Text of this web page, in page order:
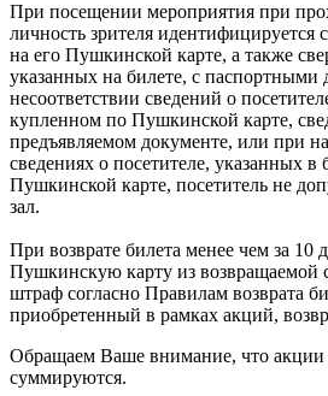
При посещении мероприятия при
личность зрителя
на его Пушкинской карте, а также
указанных на билете, с
несоответствии сведений о
купленном по Пушкинской карте,
предъявляемом документе, или при
сведениях о посетителе, указанных
Пушкинской карте, посетитель не
зал.
При возврате билета менее чем за 10
Пушкинскую карту из возвращаемой
штраф согласно Правилам возврата
приобретенный в рамках акций,
Обращаем Ваше внимание, что акции
суммируются.